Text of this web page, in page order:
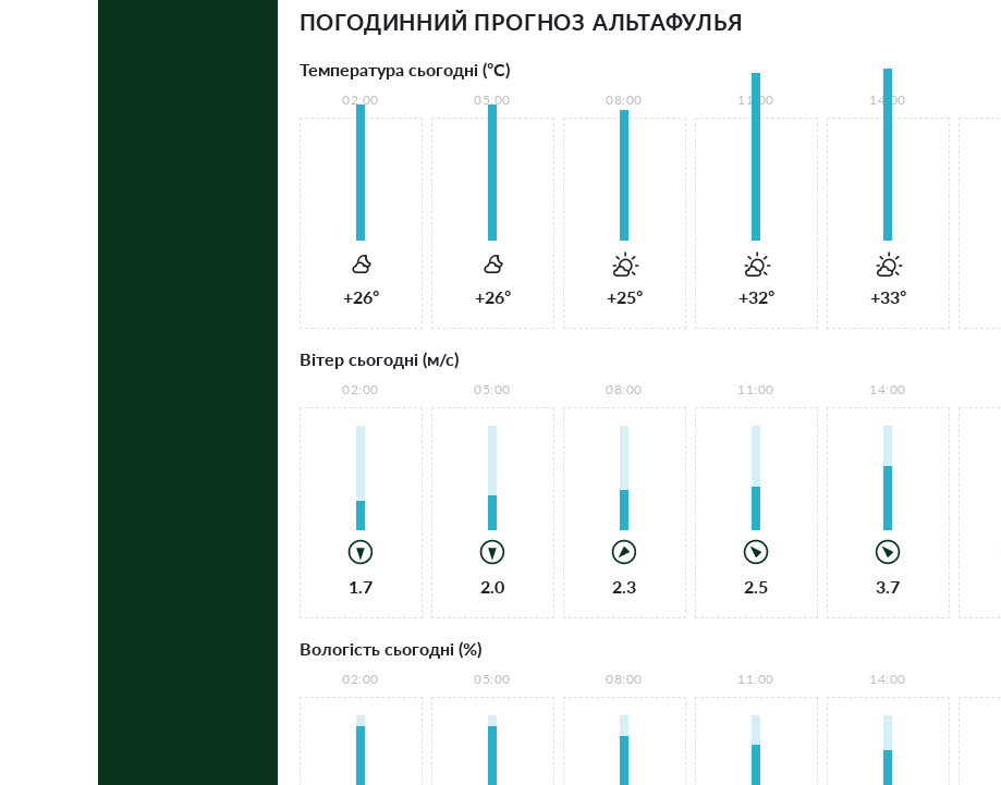
ПОГОДИННИЙ ПРОГНОЗ АЛЬТАФУЛЬЯ
Температура сьогодні (°С)
02:00
+26°
05:00
+26°
08:00
+25°
11:00
+32°
14:00
+33°
Вітер сьогодні (м/с)
02:00
1.7
05:00
2.0
08:00
2.3
11:00
2.5
14:00
3.7
Вологість сьогодні (%)
02:00 05:00 08:00 11:00 14:00